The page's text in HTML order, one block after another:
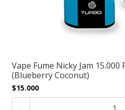
Vape Fume Nicky Jam 15.000
(Blueberry Coconut)
$15.000